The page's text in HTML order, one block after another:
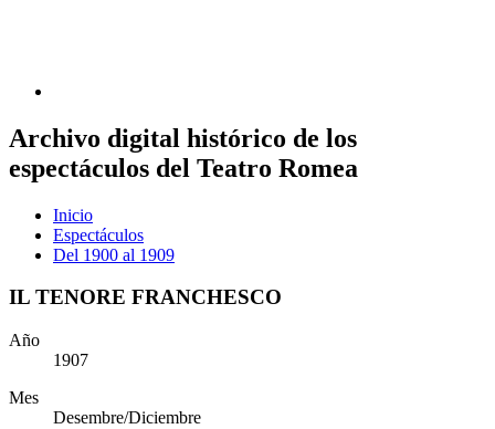
Archivo digital histórico de los
espectáculos del Teatro Romea
Inicio
Espectáculos
Del 1900 al 1909
IL TENORE FRANCHESCO
Año
1907
Mes
Desembre/Diciembre